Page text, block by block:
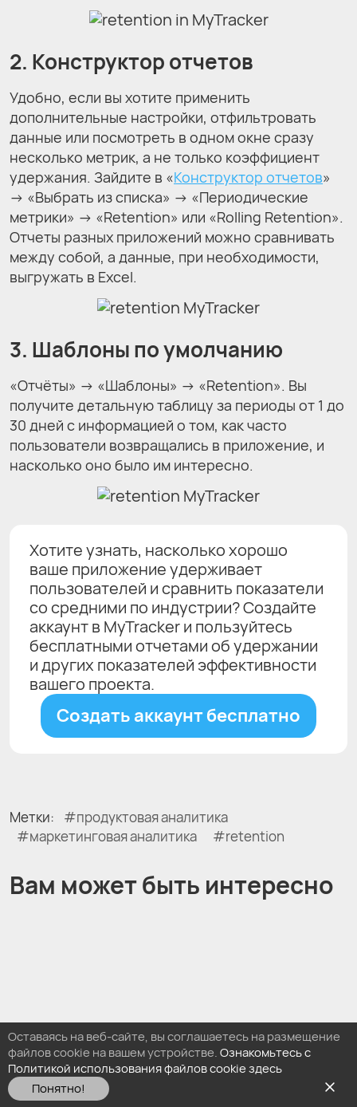
Оставаясь на веб-сайте, вы соглашаетесь на размещение
файлов cookie на вашем устройстве.Ознакомьтесь с
Политикой использования файлов cookie здесь
Понятно!
2. Конструктор отчетов
Удобно, если вы хотите применить
дополнительные настройки, отфильтровать
данные или посмотреть в одном окне сразу
несколько метрик, а не только коэффициент
удержания. Зайдите в «Конструктор отчетов»
→ «Выбрать из списка» → «Периодические
метрики» → «Retention» или «Rolling Retention».
Отчеты разных приложений можно сравнивать
между собой, а данные, при необходимости,
выгружать в Excel.
3. Шаблоны по умолчанию
«Отчёты» → «Шаблоны» → «Retention». Вы
получите детальную таблицу за периоды от 1 до
30 дней с информацией о том, как часто
пользователи возвращались в приложение, и
насколько оно было им интересно.
Хотите узнать, насколько хорошо
ваше приложение удерживает
пользователей и сравнить показатели
со средними по индустрии? Создайте
аккаунт в MyTracker и пользуйтесь
бесплатными отчетами об удержании
и других показателей эффективности
вашего проекта.
Создать аккаунт бесплатно
Метки:
продуктовая аналитика
маркетинговая аналитика
retention
Вам может быть интересно